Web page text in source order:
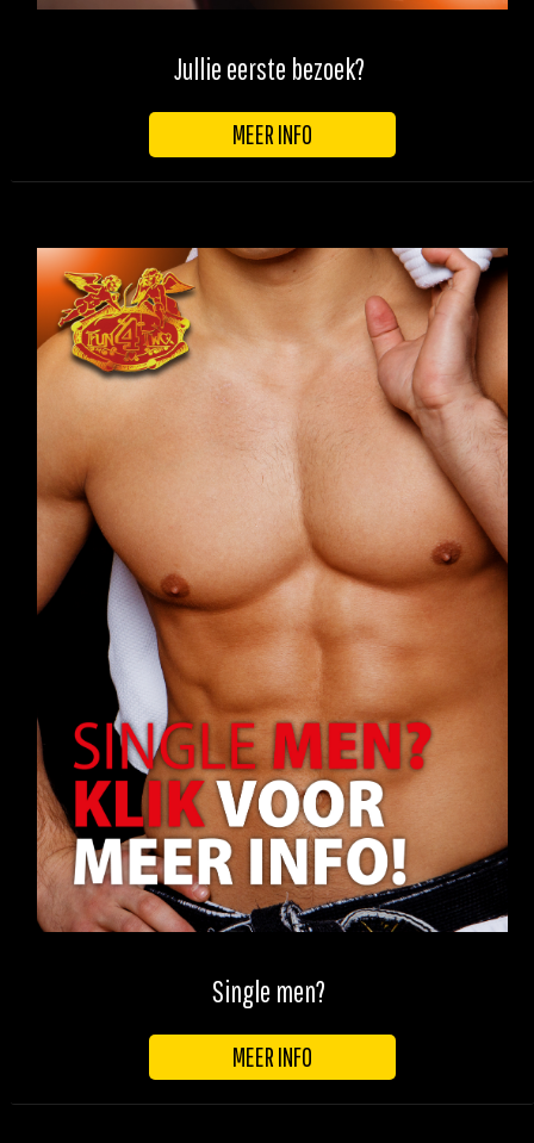
Jullie eerste bezoek?
MEER INFO
Single men?
MEER INFO